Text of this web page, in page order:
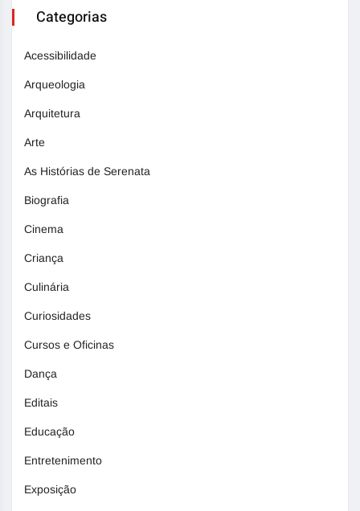
Categorias
Acessibilidade
Arqueologia
Arquitetura
Arte
As Histórias de Serenata
Biografia
Cinema
Criança
Culinária
Curiosidades
Cursos e Oficinas
Dança
Editais
Educação
Entretenimento
Exposição